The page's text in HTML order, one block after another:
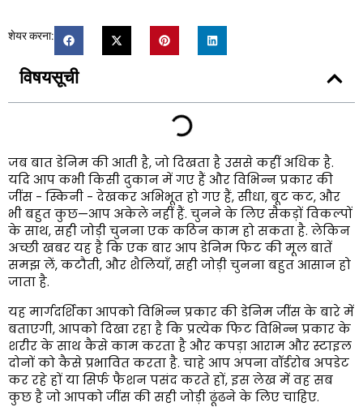
शेयर करना:
विषयसूची
जब बात डेनिम की आती है, जो दिखता है उससे कहीं अधिक है.
यदि आप कभी किसी दुकान में गए हैं और विभिन्न प्रकार की
जींस - स्किनी - देखकर अभिभूत हो गए हैं, सीधा, बूट कट, और
भी बहुत कुछ—आप अकेले नहीं हैं. चुनने के लिए सैकड़ों विकल्पों
के साथ, सही जोड़ी चुनना एक कठिन काम हो सकता है. लेकिन
अच्छी खबर यह है कि एक बार आप डेनिम फिट की मूल बातें
समझ लें, कटौती, और शैलियाँ, सही जोड़ी चुनना बहुत आसान हो
जाता है.
यह मार्गदर्शिका आपको विभिन्न प्रकार की डेनिम जींस के बारे में
बताएगी, आपको दिखा रहा है कि प्रत्येक फिट विभिन्न प्रकार के
शरीर के साथ कैसे काम करता है और कपड़ा आराम और स्टाइल
दोनों को कैसे प्रभावित करता है. चाहे आप अपना वॉर्डरोब अपडेट
कर रहे हों या सिर्फ फैशन पसंद करते हों, इस लेख में वह सब
कुछ है जो आपको जींस की सही जोड़ी ढूंढने के लिए चाहिए.